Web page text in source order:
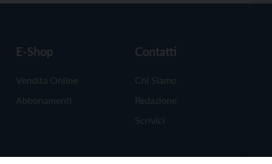
E-Shop
Vendita Online
Abbonamenti
Contatti
Chi Siamo
Redazione
Scrivici